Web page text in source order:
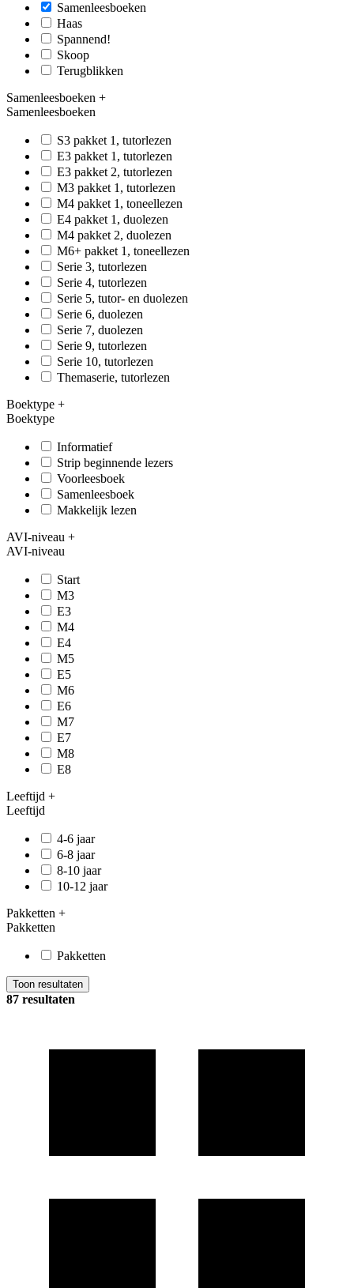
Samenleesboeken
Haas
Spannend!
Skoop
Terugblikken
Samenleesboeken +
Samenleesboeken
S3 pakket 1, tutorlezen
E3 pakket 1, tutorlezen
E3 pakket 2, tutorlezen
M3 pakket 1, tutorlezen
M4 pakket 1, toneellezen
E4 pakket 1, duolezen
M4 pakket 2, duolezen
M6+ pakket 1, toneellezen
Serie 3, tutorlezen
Serie 4, tutorlezen
Serie 5, tutor- en duolezen
Serie 6, duolezen
Serie 7, duolezen
Serie 9, tutorlezen
Serie 10, tutorlezen
Themaserie, tutorlezen
Boektype +
Boektype
Informatief
Strip beginnende lezers
Voorleesboek
Samenleesboek
Makkelijk lezen
AVI-niveau +
AVI-niveau
Start
M3
E3
M4
E4
M5
E5
M6
E6
M7
E7
M8
E8
Leeftijd +
Leeftijd
4-6 jaar
6-8 jaar
8-10 jaar
10-12 jaar
Pakketten +
Pakketten
Pakketten
Toon resultaten
87 resultaten